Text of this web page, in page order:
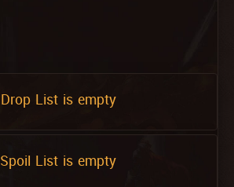
Drop List is empty
Spoil List is empty